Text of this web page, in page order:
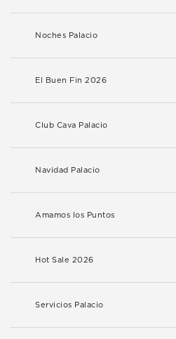
Noches Palacio
El Buen Fin 2026
Club Cava Palacio
Navidad Palacio
Amamos los Puntos
Hot Sale 2026
Servicios Palacio